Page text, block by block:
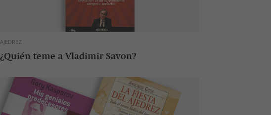
AJEDREZ
¿Quién teme a Vladimir Savon?